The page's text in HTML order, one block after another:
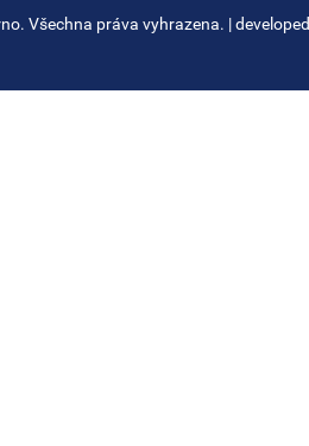
Všechna práva vyhrazena. |